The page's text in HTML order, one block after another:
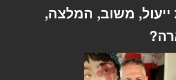
משוב, המלצה,